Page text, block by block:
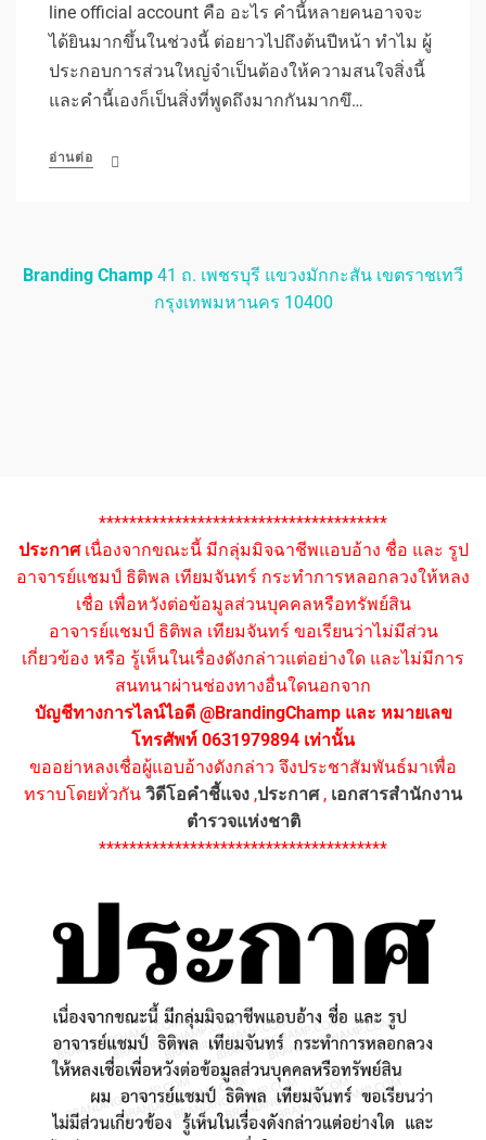
line official account คือ อะไร คำนี้หลายคนอาจจะ
ได้ยินมากขึ้นในช่วงนี้ ต่อยาวไปถึงต้นปีหน้า ทำไม ผู้
ประกอบการส่วนใหญ่จำเป็นต้องให้ความสนใจสิ่งนี้
และคำนี้เองก็เป็นสิ่งที่พูดถึงมากกันมากขึ…
อ่านต่อ
Branding Champ 41 ถ. เพชรบุรี แขวงมักกะสัน เขตราชเทวี
กรุงเทพมหานคร 10400
**************************************
ประกาศเนื่องจากขณะนี้ มีกลุ่มมิจฉาชีพแอบอ้าง ชื่อ และ รูป
อาจารย์แชมป์ ธิติพล เทียมจันทร์ กระทำการหลอกลวงให้หลง
เชื่อ เพื่อหวังต่อข้อมูลส่วนบุคคลหรือทรัพย์สิน
อาจารย์แชมป์ ธิติพล เทียมจันทร์ ขอเรียนว่าไม่มีส่วน
เกี่ยวข้อง หรือ รู้เห็นในเรื่องดังกล่าวแต่อย่างใด และไม่มีการ
สนทนาผ่านช่องทางอื่นใดนอกจาก
บัญชีทางการไลน์ไอดี @BrandingChamp และ หมายเลข
โทรศัพท์ 0631979894 เท่านั้น
ขออย่าหลงเชื่อผู้แอบอ้างดังกล่าว จึงประชาสัมพันธ์มาเพื่อ
ทราบโดยทั่วกัน วิดีโอคำชี้แจง ,ประกาศ, เอกสารสำนักงาน
ตำรวจแห่งชาติ
**************************************